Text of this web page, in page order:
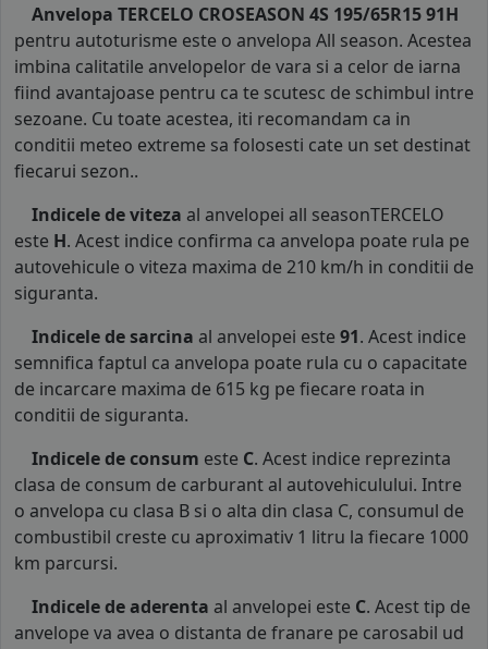
Anvelopa TERCELO CROSEASON 4S 195/65R15 91H
pentru autoturisme este o anvelopa All season. Acestea
imbina calitatile anvelopelor de vara si a celor de iarna
fiind avantajoase pentru ca te scutesc de schimbul intre
sezoane. Cu toate acestea, iti recomandam ca in
conditii meteo extreme sa folosesti cate un set destinat
fiecarui sezon..
Indicele de viteza al anvelopei all seasonTERCELO
este H. Acest indice confirma ca anvelopa poate rula pe
autovehicule o viteza maxima de 210 km/h in conditii de
siguranta.
Indicele de sarcina al anvelopei este 91. Acest indice
semnifica faptul ca anvelopa poate rula cu o capacitate
de incarcare maxima de 615 kg pe fiecare roata in
conditii de siguranta.
Indicele de consum este C. Acest indice reprezinta
clasa de consum de carburant al autovehiculului. Intre
o anvelopa cu clasa B si o alta din clasa C, consumul de
combustibil creste cu aproximativ 1 litru la fiecare 1000
km parcursi.
Indicele de aderenta al anvelopei este C. Acest tip de
anvelope va avea o distanta de franare pe carosabil ud